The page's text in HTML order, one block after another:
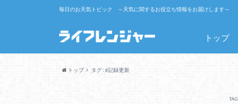
毎日のお天気トピック ～天気に関するお役立ち情報をお届けします～
トップ
トップ タグ : ♯記録更新
TAG